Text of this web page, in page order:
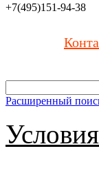
+7(495)151-94-38
Расширенный